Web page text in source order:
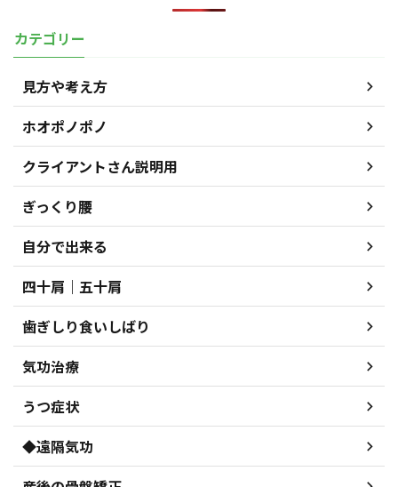
カテゴリー
見方や考え方
ホオポノポノ
クライアントさん説明用
ぎっくり腰
自分で出来る
四十肩｜五十肩
歯ぎしり食いしばり
気功治療
うつ症状
◆遠隔気功